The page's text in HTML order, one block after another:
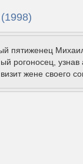
пятиженец
рогоносец,
жене своего